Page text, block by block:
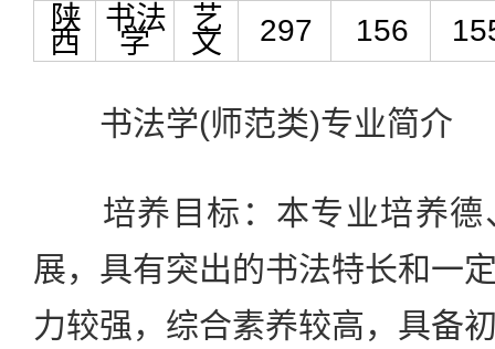
陕
西
书法
学
艺
文 297 156
书法学(师范类)专业简介
培养目标：本专业培养德
展，具有突出的书法特长和一
力较强，综合素养较高，具备